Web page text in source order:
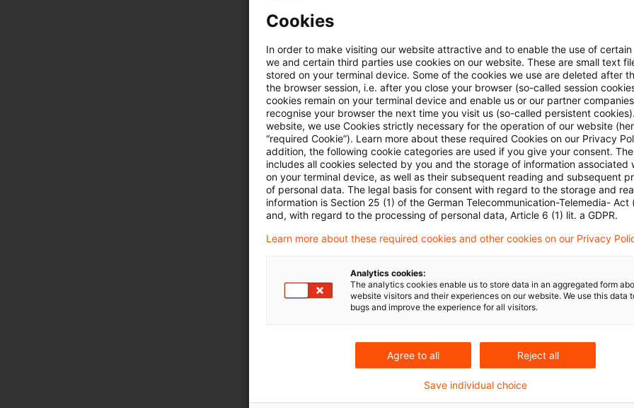
Ecodesign & Energy Labeling: EU
Ein Einblick in die Inhalte des Working Plan 2025 –
Originaldatum 16. Oktober 2025 Kategorien
EU-Klimapolitik, ESG, European Green Dea ...
Autor:in
Einblicke in den Circular Economy
Die EU-Kommission plant mit dem Circular
Rahmen für eine funktionierende Circular
Originaldatum
Innovation, EU-Klimapolitik, ESG, Europe ...
Autor:in
Circular Economy in Europa: Die
Die Extended Producer Responsibility (EPR) soll
Cookies
In order to make visiting our website attractive and to enable the use of
we and certain third parties use cookies on our website. These are small text
stored on your terminal device. Some of the cookies we use are deleted after
the browser session, i.e. after you close your browser (so-called session
cookies remain on your terminal device and enable us or our partner
recognise your browser the next time you visit us (so-called persistent
website, we use Cookies strictly necessary for the operation of our website
“required Cookie”). Learn more about these required Cookies on our Privacy
addition, the following cookie categories are used if you give your consent.
includes all cookies selected by you and the storage of information associated
on your terminal device, as well as their subsequent reading and subsequent
of personal data. The legal basis for consent with regard to the storage and
information is Section 25 (1) of the German Telecommunication-Telemedia- Act
and, with regard to the processing of personal data, Article 6 (1) lit. a GDPR.
Learn more about these required cookies and other cookies on our Privacy
Analytics cookies:
The analytics cookies enable us to store data in an aggregated form
website visitors and their experiences on our website. We use this data
bugs and improve the experience for all visitors.
Agree to all Reject all
Save individual choice